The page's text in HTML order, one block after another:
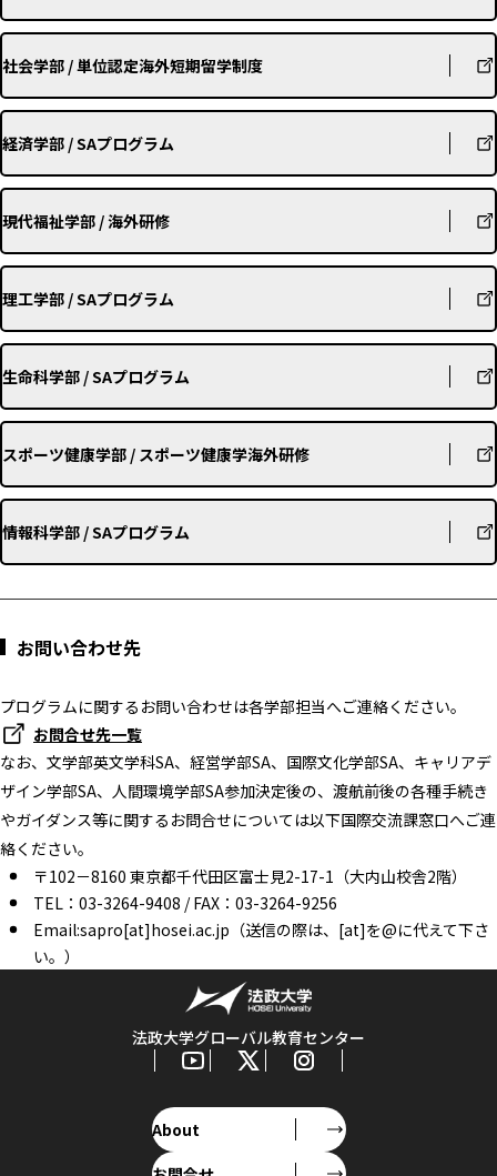
社会学部 / 単位認定海外短期留学制度
経済学部 / SAプログラム
現代福祉学部 / 海外研修
理工学部 / SAプログラム
生命科学部 / SAプログラム
スポーツ健康学部 / スポーツ健康学海外研修
情報科学部 / SAプログラム
お問い合わせ先
プログラムに関するお問い合わせは各学部担当へご連絡ください。
お問合せ先一覧
なお、文学部英文学科SA、経営学部SA、国際文化学部SA、キャリアデ
ザイン学部SA、人間環境学部SA参加決定後の、渡航前後の各種手続き
やガイダンス等に関するお問合せについては以下国際交流課窓口へご連
絡ください。
〒102－8160 東京都千代田区富士見2-17-1（大内山校舎2階）
TEL：03-3264-9408 / FAX：03-3264-9256
Email:sapro[at]hosei.ac.jp（送信の際は、[at]を@に代えて下さ
い。）
法政大学グローバル教育センター
About